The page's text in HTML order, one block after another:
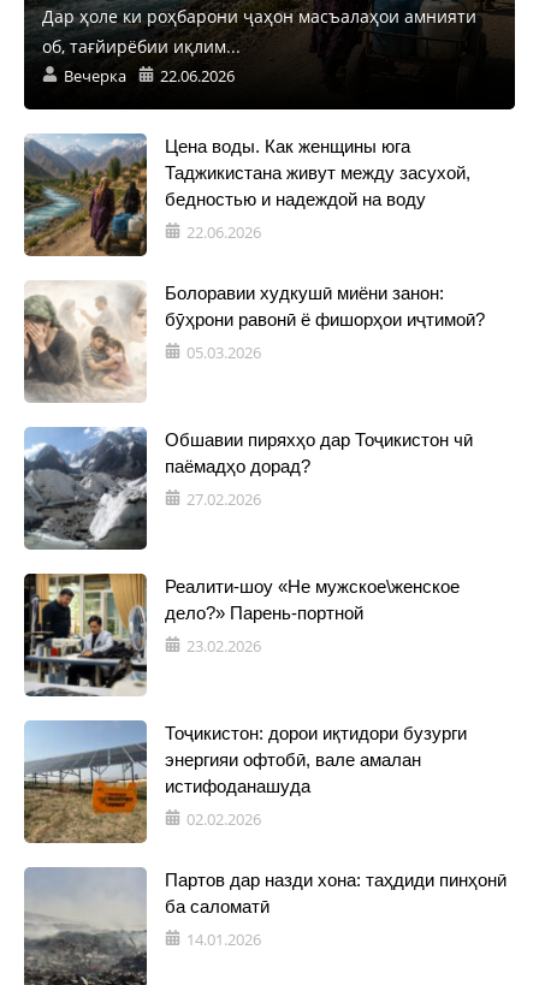
Дар ҳоле ки роҳбарони ҷаҳон масъалаҳои амнияти
об, тағйирёбии иқлим...
Вечерка 22.06.2026
Цена воды. Как женщины юга
Таджикистана живут между засухой,
бедностью и надеждой на воду
22.06.2026
Болоравии худкушӣ миёни занон:
бӯҳрони равонӣ ё фишорҳои иҷтимоӣ?
05.03.2026
Обшавии пиряхҳо дар Тоҷикистон чӣ
паёмадҳо дорад?
27.02.2026
Реалити-шоу «Не мужское\женское
дело?» Парень-портной
23.02.2026
Тоҷикистон: дорои иқтидори бузурги
энергияи офтобӣ, вале амалан
истифоданашуда
02.02.2026
Партов дар назди хона: таҳдиди пинҳонӣ
ба саломатӣ
14.01.2026